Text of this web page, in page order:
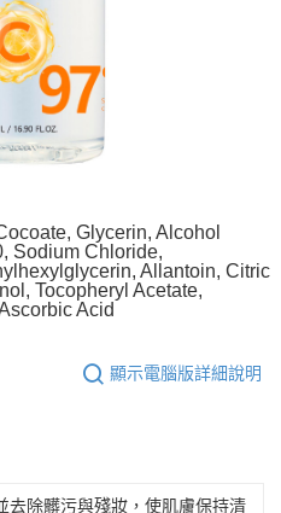
Glycerin, Alcohol
Sodium Chloride,
Allantoin, Citric
Tocopheryl Acetate,
Acid
顯示電腦版詳細說明
去除髒污與殘妝，使肌膚保持清